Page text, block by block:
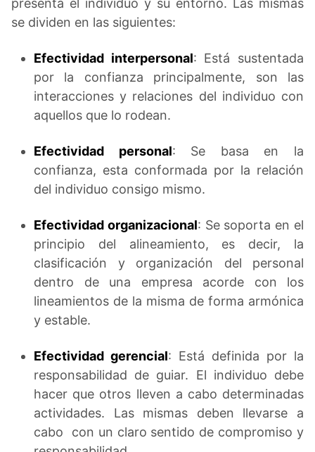
se dividen en las siguientes:
Efectividad interpersonal: Está sustentada
por la confianza principalmente, son las
interacciones y relaciones del individuo con
aquellos que lo rodean.
Efectividad personal: Se basa en la
confianza, esta conformada por la relación
del individuo consigo mismo.
Efectividad organizacional: Se soporta en el
principio del alineamiento, es decir, la
clasificación y organización del personal
dentro de una empresa acorde con los
lineamientos de la misma de forma armónica
y estable.
Efectividad gerencial: Está definida por la
responsabilidad de guiar. El individuo debe
hacer que otros lleven a cabo determinadas
actividades. Las mismas deben llevarse a
cabo con un claro sentido de compromiso y